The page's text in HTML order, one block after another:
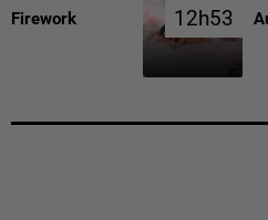
Firework 12h53
12h53